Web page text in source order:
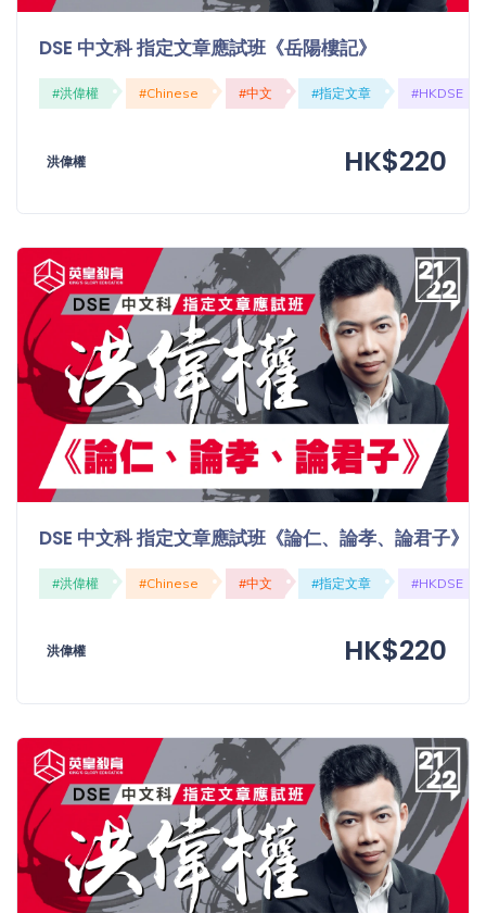
DSE 中文科 指定文章應試班《岳陽樓記》
#洪偉權 #Chinese #中文 #指定文章 #HKDSE
洪偉權 HK$220
DSE 中文科 指定文章應試班《論仁、論孝、論君子》
#洪偉權 #Chinese #中文 #指定文章 #HKDSE
洪偉權 HK$220